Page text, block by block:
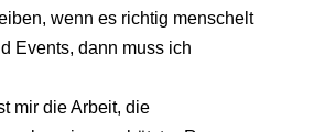
wenn es richtig menschelt
Events, dann muss ich
mir die Arbeit, die